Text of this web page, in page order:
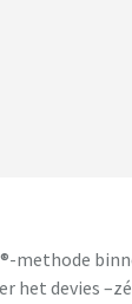
methode
het devies